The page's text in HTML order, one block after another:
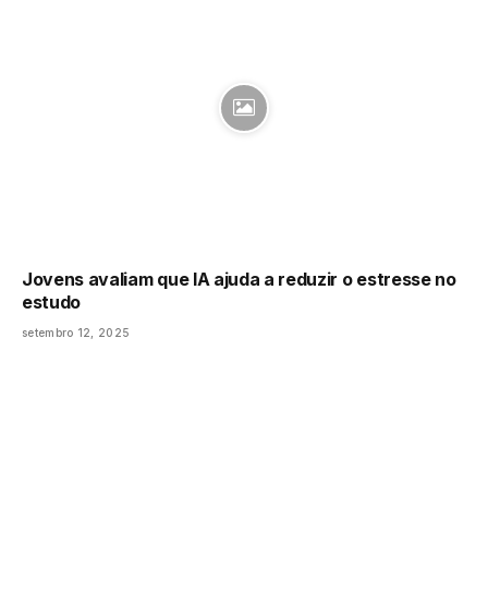
Jovens avaliam que IA ajuda a reduzir o estresse no
estudo
setembro 12, 2025